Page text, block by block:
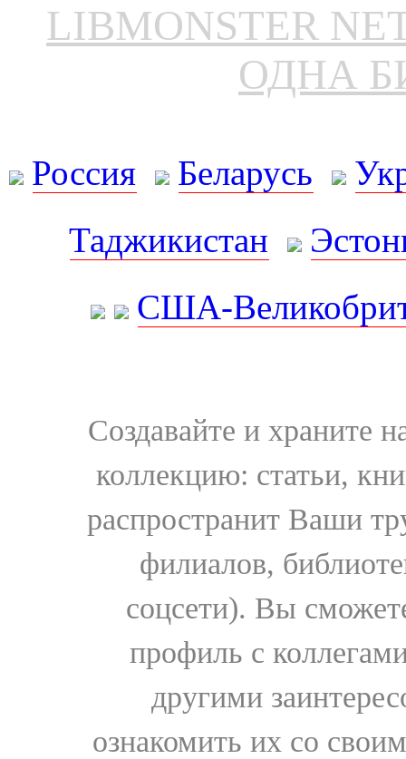
LIBMONSTER
ОДНА
Россия Беларусь
Таджикистан
США-
Создавайте и храните
коллекцию: статьи,
распространит Ваши
филиалов,
соцсети). Вы
профиль с
другими
ознакомить их со